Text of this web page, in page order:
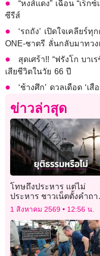
“หงส์แดง” เฉือน “เร็ก
ซีรีส์
‘รถถัง’ เปิดใจเคลียร์
ONE-ชาตรี ลั่นกลับมาทว
สุดเศร้า!! “ฟรังโก บา
เสียชีวิตในวัย 66 ปี
‘ช้างศึก’ ดวลเดือด ‘เ
ข่าวล่าสุด
โทษถึงประหาร แต่ไม่
ประหาร ชาวเน็ตตั้งคำถา
‘ยุติธรรมแล้วหรือไม่?’
1 สิงหาคม 2569 12:56 น.